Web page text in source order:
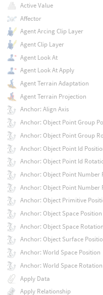
Active Value
Affector
Agent Arcing Clip Layer
Agent Clip Layer
Agent Look At
Agent Look At Apply
Agent Terrain Adaptation
Agent Terrain Projection
Anchor: Align Axis
Anchor: Object Point Group
Anchor: Object Point Group
Anchor: Object Point Id
Anchor: Object Point Id
Anchor: Object Point Number
Anchor: Object Point Number
Anchor: Object Primitive
Anchor: Object Space Position
Anchor: Object Space Rotation
Anchor: Object Surface
Anchor: World Space Position
Anchor: World Space Rotation
Apply Data
Apply Relationship